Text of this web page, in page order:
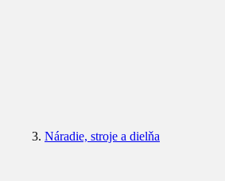
Náradie, stroje a dielňa